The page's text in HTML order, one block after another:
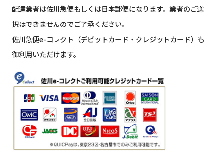
配達業者は佐川急便もしくは日本郵便になります。業者のご選
択はできませんのでご了承ください。
佐川急便e-コレクト（デビットカード・クレジットカード）も
御利用いただけます。